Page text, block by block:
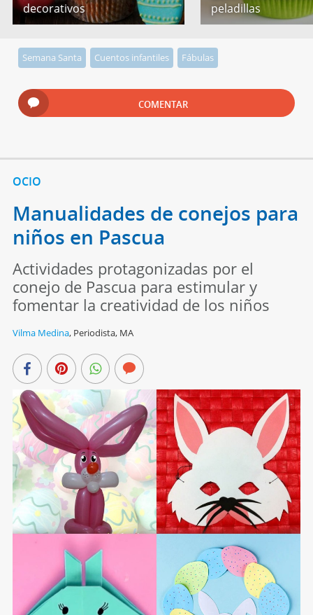
decorativos
peladillas
Semana Santa Cuentos infantiles Fábulas
COMENTAR
OCIO
Manualidades de conejos para
niños en Pascua
Actividades protagonizadas por el
conejo de Pascua para estimular y
fomentar la creatividad de los niños
Vilma Medina, Periodista, MA